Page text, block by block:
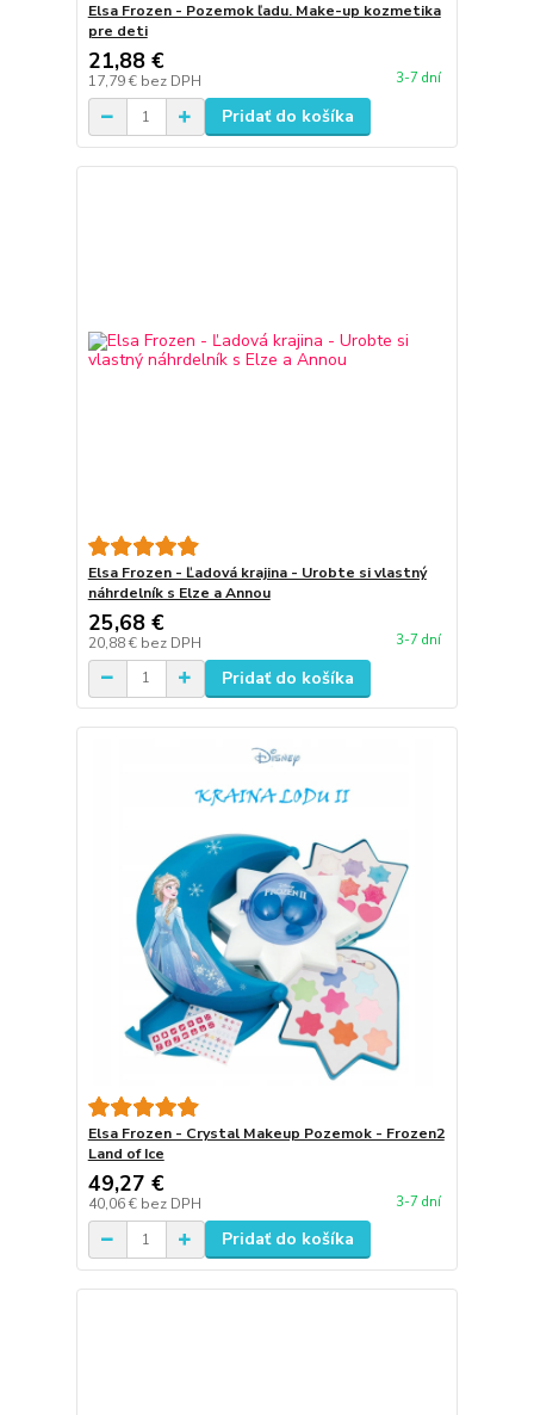
Elsa Frozen - Pozemok ľadu. Make-up kozmetika
pre deti
21,88 €
17,79 € bez DPH 3-7 dní
Pridať do košíka
Elsa Frozen - Ľadová krajina - Urobte si vlastný
náhrdelník s Elze a Annou
25,68 €
20,88 € bez DPH 3-7 dní
Pridať do košíka
Elsa Frozen - Crystal Makeup Pozemok - Frozen2
Land of Ice
49,27 €
40,06 € bez DPH 3-7 dní
Pridať do košíka